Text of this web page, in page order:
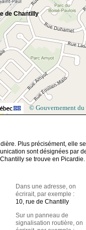
de Chantilly
© Gouvernement du
Plus précisément, elle se
sont désignées par
se trouve en Picardie.
Dans une adresse, on
écrirait, par exemple :
10, rue de Chantilly
Sur un panneau de
signalisation routière, on